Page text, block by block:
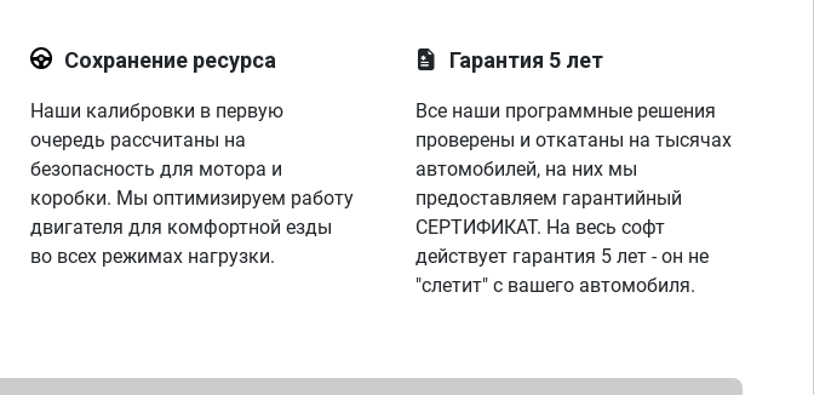
Сохранение ресурса
Наши калибровки в первую
очередь рассчитаны на
безопасность для мотора и
коробки. Мы оптимизируем работу
двигателя для комфортной езды
во всех режимах нагрузки.
Гарантия 5 лет
Все наши программные решения
проверены и откатаны на тысячах
автомобилей, на них мы
предоставляем гарантийный
СЕРТИФИКАТ. На весь софт
действует гарантия 5 лет - он не
"слетит" с вашего автомобиля.